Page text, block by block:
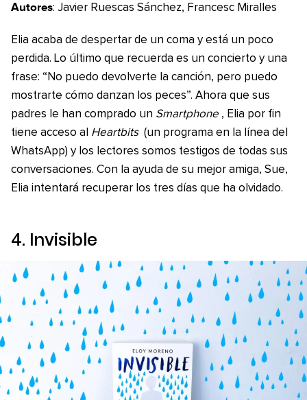
Autores: Javier Ruescas Sánchez, Francesc Miralles
Elia acaba de despertar de un coma y está un poco
perdida. Lo último que recuerda es un concierto y una
frase: “No puedo devolverte la canción, pero puedo
mostrarte cómo danzan los peces”. Ahora que sus
padres le han comprado un Smartphone , Elia por fin
tiene acceso al Heartbits (un programa en la línea del
WhatsApp) y los lectores somos testigos de todas sus
conversaciones. Con la ayuda de su mejor amiga, Sue,
Elia intentará recuperar los tres días que ha olvidado.
4. Invisible